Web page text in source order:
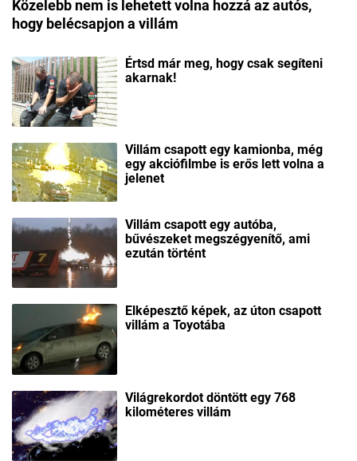
Közelebb nem is lehetett volna hozzá az autós,
hogy belécsapjon a villám
Értsd már meg, hogy csak segíteni
akarnak!
Villám csapott egy kamionba, még
egy akciófilmbe is erős lett volna a
jelenet
Villám csapott egy autóba,
bűvészeket megszégyenítő, ami
ezután történt
Elképesztő képek, az úton csapott
villám a Toyotába
Világrekordot döntött egy 768
kilométeres villám